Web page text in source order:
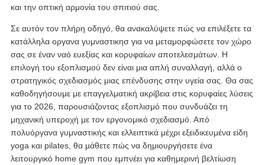
και την οπτική αρμονία του σπιτιού σας.
Σε αυτόν τον πλήρη οδηγό, θα ανακαλύψετε πώς να επιλέξετε τα
κατάλληλα οργανα γυμναστικησγια να μεταμορφώσετε τον χώρο
σας σε έναν ναό ευεξίας και κορυφαίων αποτελεσμάτων. Η
επιλογή του εξοπλισμού δεν είναι μια απλή συναλλαγή, αλλά ο
στρατηγικός σχεδιασμός μιας επένδυσης στην υγεία σας. Θα σας
καθοδηγήσουμε με επαγγελματική ακρίβεια στις κορυφαίες λύσεις
για το 2026, παρουσιάζοντας εξοπλισμό που συνδυάζει τη
μηχανική υπεροχή με τον εργονομικό σχεδιασμό. Από
πολυόργανα γυμναστικής και ελλειπτικά μέχρι εξειδικευμένα είδη
yoga και pilates, θα μάθετε πώς να δημιουργήσετε ένα
λειτουργικό home gym που εμπνέει για καθημερινή βελτίωση